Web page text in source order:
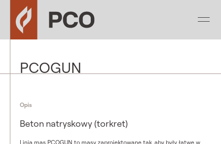
PCOGUN
Opis
Beton natryskowy (torkret)
Linia mas PCOGUN to masy zaprojektowane tak, aby były łatwe w